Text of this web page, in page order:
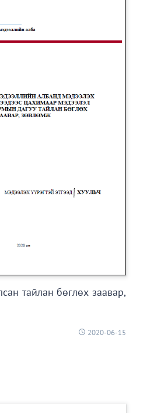
тайлан бөглөх заавар,
2020-06-15